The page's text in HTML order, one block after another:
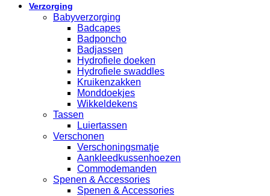
Verzorging
Babyverzorging
Badcapes
Badponcho
Badjassen
Hydrofiele doeken
Hydrofiele swaddles
Kruikenzakken
Monddoekjes
Wikkeldekens
Tassen
Luiertassen
Verschonen
Verschoningsmatje
Aankleedkussenhoezen
Commodemanden
Spenen & Accessories
Spenen & Accessories